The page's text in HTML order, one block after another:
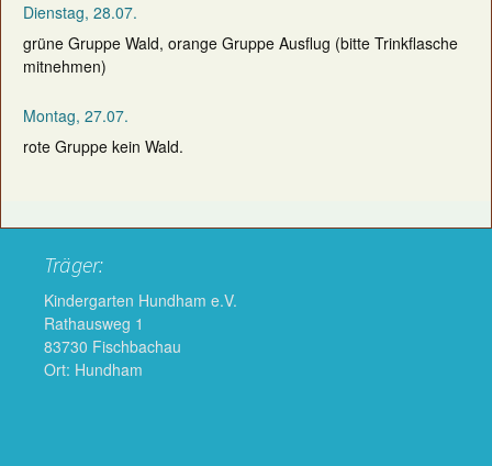
Dienstag, 28.07.
grüne Gruppe Wald, orange Gruppe Ausflug (bitte Trinkflasche
mitnehmen)
Montag, 27.07.
rote Gruppe kein Wald.
Träger:
Kindergarten Hundham e.V.
Rathausweg 1
83730 Fischbachau
Ort: Hundham